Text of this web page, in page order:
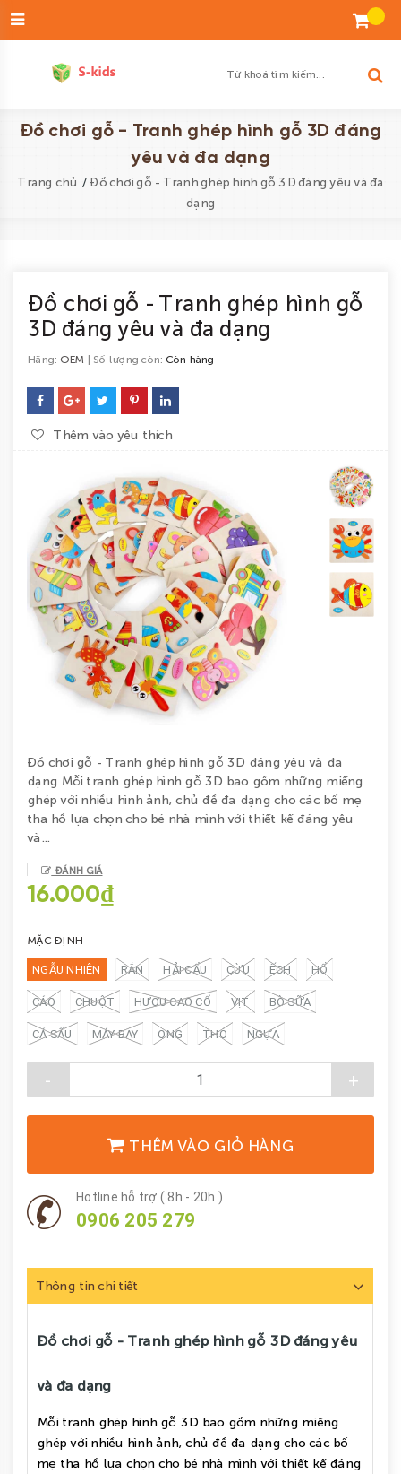
Danh
sách
yêu
thích
TUỔI
BÉ
TRAI
ĐỒ
CHƠI
GIÁO
DỤC
COMBO
TIẾT
KIỆM
LIÊN
Đồ chơi gỗ - Tranh ghép hình gỗ 3D đáng
yêu và đa dạng
Trang chủ / Đồ chơi gỗ - Tranh ghép hình gỗ 3D đáng yêu và đa
dạng
Đồ chơi gỗ - Tranh ghép hình gỗ
3D đáng yêu và đa dạng
Hãng: OEM | Số lượng còn: Còn hàng
Thêm vào yêu thích
Đồ chơi gỗ - Tranh ghép hình gỗ 3D đáng yêu và đa
dạng Mỗi tranh ghép hình gỗ 3D bao gồm những miếng
ghép với nhiều hình ảnh, chủ đề đa dạng cho các bố mẹ
tha hồ lựa chọn cho bé nhà mình với thiết kế đáng yêu
và...
ĐÁNH GIÁ
16.000₫
MẶC ĐỊNH
NGẪU NHIÊN RẮN HẢI CẨU CỪU ẾCH HỔ
CÁO CHUỘT HƯƠU CAO CỔ VỊT BÒ SỮA
CÁ SẤU MÁY BAY ONG THỎ NGỰA
- +
THÊM VÀO GIỎ HÀNG
Hotline hỗ trợ ( 8h - 20h )
0906 205 279
Thông tin chi tiết
Đồ chơi gỗ - Tranh ghép hình gỗ 3D đáng yêu
và đa dạng
Mỗi tranh ghép hình gỗ 3D bao gồm những miếng
ghép với nhiều hình ảnh, chủ đề đa dạng cho các bố
mẹ tha hồ lựa chọn cho bé nhà mình với thiết kế đáng